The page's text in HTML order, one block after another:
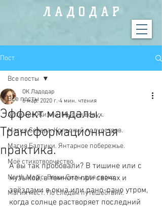
Л А Д О Д А Р
Пост
Все посты
Алхимия Жизни. Мысли вслух.
Магия Севера. Кольский полуостров.
Магия Балтики. Янтарное побережье.
Моё стихотворчество.
North Magic. Вещи Силы для своих.
Магия мест. По следам путешествий.
Все посты
Эффект мандалы.
Трансформационная
практика.
ОК Ладодар
6 мар. 2020 г. 4 мин. чтения
А вы так пробовали? В тишине или с
музыкой, в темноте при свечах и
звёздами в окна или рано-рано утром,
когда солнце растворяет последний